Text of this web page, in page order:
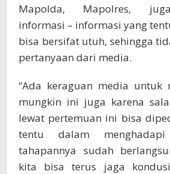
Mapolda, Mapolres,
informasi – informasi yang
bisa bersifat utuh, sehingga
pertanyaan dari media.
“Ada keraguan media untuk
mungkin ini juga karena
lewat pertemuan ini bisa
tentu dalam
tahapannya sudah
kita bisa terus jaga